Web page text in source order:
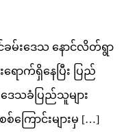
ခမ်းဒေသ နောင်လိတ်ရွာ
ောက်ရှိနေပြီး ပြည်
ဒေသခံပြည်သူများ
ောင်းများမှ […]